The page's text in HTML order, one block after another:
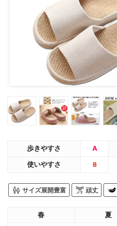
歩きやすさ A
使いやすさ B
サイズ展開豊富 頑丈
春 夏